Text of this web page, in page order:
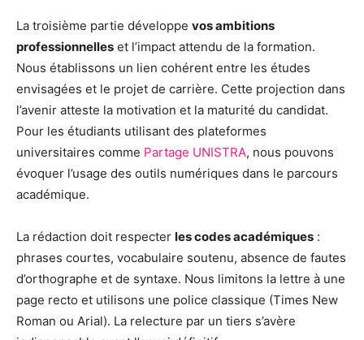
La troisième partie développe vos ambitions
professionnelles et l’impact attendu de la formation.
Nous établissons un lien cohérent entre les études
envisagées et le projet de carrière. Cette projection dans
l’avenir atteste la motivation et la maturité du candidat.
Pour les étudiants utilisant des plateformes
universitaires comme Partage UNISTRA, nous pouvons
évoquer l’usage des outils numériques dans le parcours
académique.
La rédaction doit respecter les codes académiques :
phrases courtes, vocabulaire soutenu, absence de fautes
d’orthographe et de syntaxe. Nous limitons la lettre à une
page recto et utilisons une police classique (Times New
Roman ou Arial). La relecture par un tiers s’avère